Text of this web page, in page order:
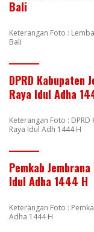
Bali
Keterangan Foto :
Bali
DPRD Kabupaten
Raya Idul Adha
Keterangan Foto :
Raya Idul Adh 1444 H
Pemkab
Idul Adha 1444 H
Keterangan Foto :
Adha 1444 H